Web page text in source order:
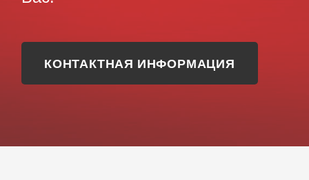
КОНТАКТНАЯ ИНФОРМАЦИЯ